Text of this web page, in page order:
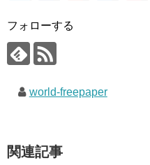
フォローする
world-freepaper
関連記事